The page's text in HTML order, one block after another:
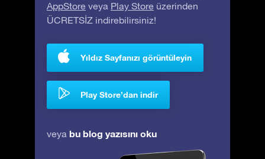
AppStore veya Play Store üzerinden
ÜCRETSİZ indirebilirsiniz!
Yıldız Sayfanızı görüntüleyin
Play Store’dan indir
veya bu blog yazısını oku